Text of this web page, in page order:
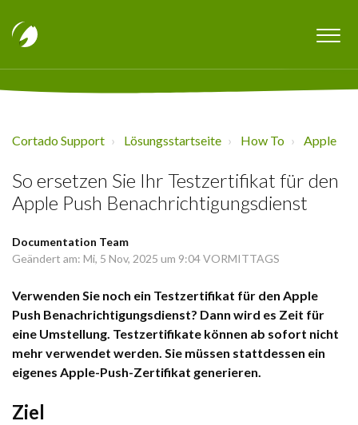
Cortado Support Lösungsstartseite How To Apple
So ersetzen Sie Ihr Testzertifikat für den
Apple Push Benachrichtigungsdienst
Documentation Team
Geändert am: Mi, 5 Nov, 2025 um 9:04 VORMITTAGS
Verwenden Sie noch ein Testzertifikat für den Apple
Push Benachrichtigungsdienst? Dann wird es Zeit für
eine Umstellung. Testzertifikate können ab sofort nicht
mehr verwendet werden. Sie müssen stattdessen ein
eigenes Apple-Push-Zertifikat generieren.
Ziel